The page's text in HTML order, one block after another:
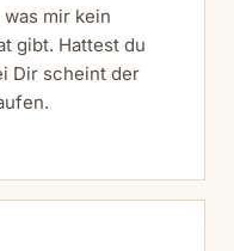
mir kein
gibt. Hattest du
Dir scheint der